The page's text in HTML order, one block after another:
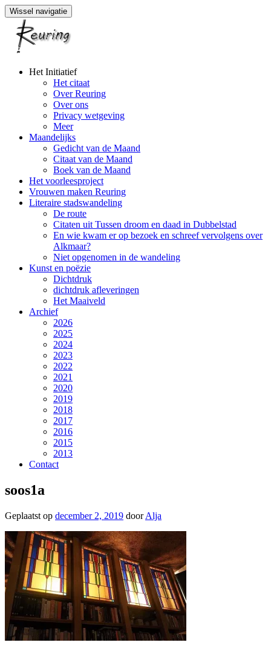
Wissel navigatie
Naar
Het Initiatief
Het citaat
Over Reuring
Over ons
Privacy wetgeving
Meer
Maandelijks
Gedicht van de Maand
Citaat van de Maand
Boek van de Maand
Het voorleesproject
Vrouwen maken Reuring
Literaire stadswandeling
De route
Citaten uit Tussen droom en daad in Dubbelstad
En wie kwam er op bezoek en schreef vervolgens over
Alkmaar?
Niet opgenomen in de wandeling
Kunst en poëzie
Dichtdruk
dichtdruk afleveringen
Het Maaiveld
Archief
2026
2025
2024
2023
2022
2021
2020
2019
2018
2017
2016
2015
2013
Contact
soos1a
Geplaatst op december 2, 2019 doorAlja